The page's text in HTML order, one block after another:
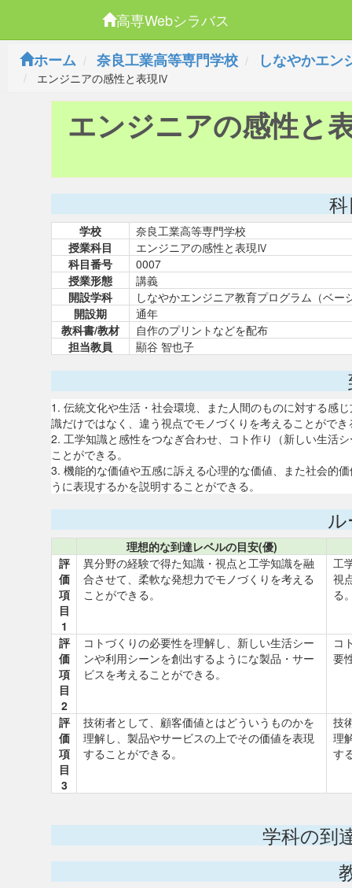
高専Webシラバス
ホーム
奈良工業高等専門学校 しなやかエン
エンジニアの感性と表現Ⅳ
エンジニアの感性と
学校
奈良工業高等専門学校
授業科目
エンジニアの感性と表現Ⅳ
科目番号
0007
授業形態
講義
開設学科
しなやかエンジニア教育プログラム（ベー
開設期
通年
教科書/教材
自作のプリントなどを配布
担当教員
顯谷 智也子
1. 伝統文化や生活・社会環境、また人間のものに対する感
識だけではなく、違う視点でモノづくりを考えることができ
2. 工学知識と感性をつなぎ合わせ、コト作り（新しい生活
ことができる。
3. 機能的な価値や五感に訴える心理的な価値、また社会的
うに表現するかを説明することができる。
理想的な到達レベルの目安(優)
評
価
項
目
1
異分野の経験で得た知識・視点と工学知識を融
合させて、柔軟な発想力でモノづくりを考える
ことができる。
工
視
る
評
価
項
目
2
コトづくりの必要性を理解し、新しい生活シー
ンや利用シーンを創出するようにな製品・サー
ビスを考えることができる。
コ
要
評
価
項
目
3
技術者として、顧客価値とはどういうものかを
理解し、製品やサービスの上でその価値を表現
することができる。
技
理
す
学科の到